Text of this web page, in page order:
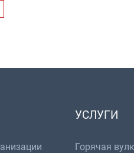
УСЛУГИ
Горячая